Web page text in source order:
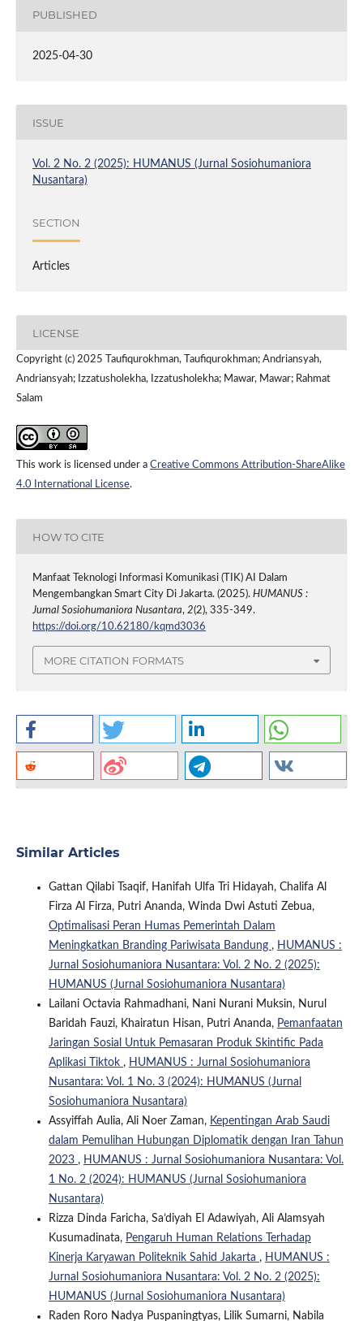
PUBLISHED
2025-04-30
ISSUE
Vol. 2 No. 2 (2025): HUMANUS (Jurnal Sosiohumaniora
Nusantara)
SECTION
Articles
LICENSE
Copyright (c) 2025 Taufiqurokhman, Taufiqurokhman; Andriansyah,
Andriansyah; Izzatusholekha, Izzatusholekha; Mawar, Mawar; Rahmat
Salam
This work is licensed under a Creative Commons Attribution-ShareAlike
4.0 International License.
HOW TO CITE
Manfaat Teknologi Informasi Komunikasi (TIK) AI Dalam
Mengembangkan Smart City Di Jakarta. (2025). HUMANUS :
Jurnal Sosiohumaniora Nusantara, 2(2), 335-349.
https://doi.org/10.62180/kqmd3036
MORE CITATION FORMATS
Similar Articles
Gattan Qilabi Tsaqif, Hanifah Ulfa Tri Hidayah, Chalifa Al
Firza Al Firza, Putri Ananda, Winda Dwi Astuti Zebua,
Optimalisasi Peran Humas Pemerintah Dalam
Meningkatkan Branding Pariwisata Bandung , HUMANUS :
Jurnal Sosiohumaniora Nusantara: Vol. 2 No. 2 (2025):
HUMANUS (Jurnal Sosiohumaniora Nusantara)
Lailani Octavia Rahmadhani, Nani Nurani Muksin, Nurul
Baridah Fauzi, Khairatun Hisan, Putri Ananda, Pemanfaatan
Jaringan Sosial Untuk Pemasaran Produk Skintific Pada
Aplikasi Tiktok , HUMANUS : Jurnal Sosiohumaniora
Nusantara: Vol. 1 No. 3 (2024): HUMANUS (Jurnal
Sosiohumaniora Nusantara)
Assyiffah Aulia, Ali Noer Zaman, Kepentingan Arab Saudi
dalam Pemulihan Hubungan Diplomatik dengan Iran Tahun
2023 , HUMANUS : Jurnal Sosiohumaniora Nusantara: Vol.
1 No. 2 (2024): HUMANUS (Jurnal Sosiohumaniora
Nusantara)
Rizza Dinda Faricha, Sa’diyah El Adawiyah, Ali Alamsyah
Kusumadinata, Pengaruh Human Relations Terhadap
Kinerja Karyawan Politeknik Sahid Jakarta , HUMANUS :
Jurnal Sosiohumaniora Nusantara: Vol. 2 No. 2 (2025):
HUMANUS (Jurnal Sosiohumaniora Nusantara)
Raden Roro Nadya Puspaningtyas, Lilik Sumarni, Nabila